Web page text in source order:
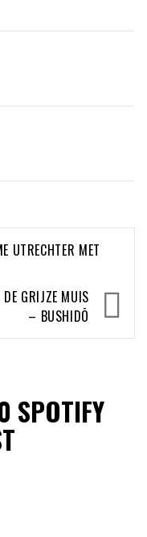
UTRECHTER MET
GRIJZE MUIS
– BUSHIDŌ
SPOTIFY